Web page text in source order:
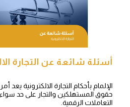
أسئلة شائعة عن التجارة
الإلمام بأحكام التجارة الالكترونية يعد
حقوق المستهلكين والتجار على حد
التعاملات الرقمية.